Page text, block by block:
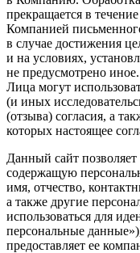
прекращается в
Компанией
в случае достижения
и на условиях,
не предусмотрено
Лица могут
(и иных
(отзыва) согласия, а
которых настоящее
Данный сайт
содержащую
имя, отчество,
а также другие
использоваться для
персональные
предоставляет ее